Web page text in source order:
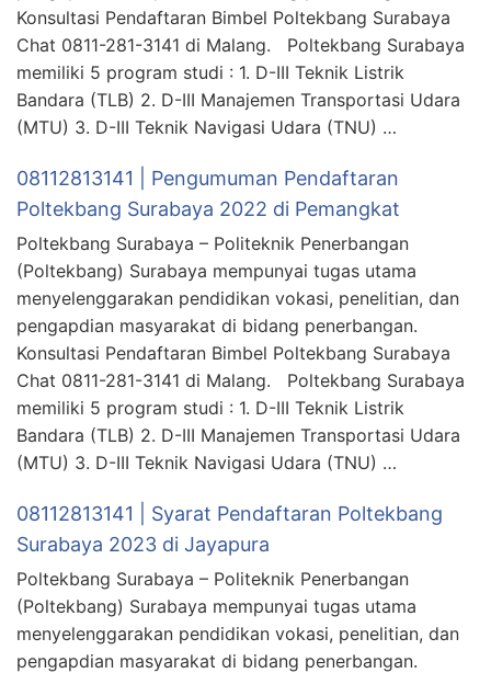
Konsultasi Pendaftaran Bimbel Poltekbang Surabaya
Chat 0811-281-3141 di Malang. Poltekbang Surabaya
memiliki 5 program studi : 1. D-III Teknik Listrik
Bandara (TLB) 2. D-III Manajemen Transportasi Udara
(MTU) 3. D-III Teknik Navigasi Udara (TNU) …
08112813141 | Pengumuman Pendaftaran
Poltekbang Surabaya 2022 di Pemangkat
Poltekbang Surabaya – Politeknik Penerbangan
(Poltekbang) Surabaya mempunyai tugas utama
menyelenggarakan pendidikan vokasi, penelitian, dan
pengapdian masyarakat di bidang penerbangan.
Konsultasi Pendaftaran Bimbel Poltekbang Surabaya
Chat 0811-281-3141 di Malang. Poltekbang Surabaya
memiliki 5 program studi : 1. D-III Teknik Listrik
Bandara (TLB) 2. D-III Manajemen Transportasi Udara
(MTU) 3. D-III Teknik Navigasi Udara (TNU) …
08112813141 | Syarat Pendaftaran Poltekbang
Surabaya 2023 di Jayapura
Poltekbang Surabaya – Politeknik Penerbangan
(Poltekbang) Surabaya mempunyai tugas utama
menyelenggarakan pendidikan vokasi, penelitian, dan
pengapdian masyarakat di bidang penerbangan.